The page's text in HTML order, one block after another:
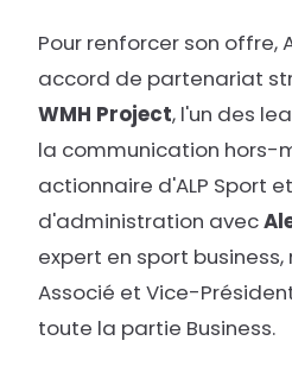
Pour renforcer son offre,
accord de partenariat
WMH Project, l'un des
la communication hors-
actionnaire d'ALP Sport
d'administration avec
expert en sport
Associé et Vice-
toute la partie Business.